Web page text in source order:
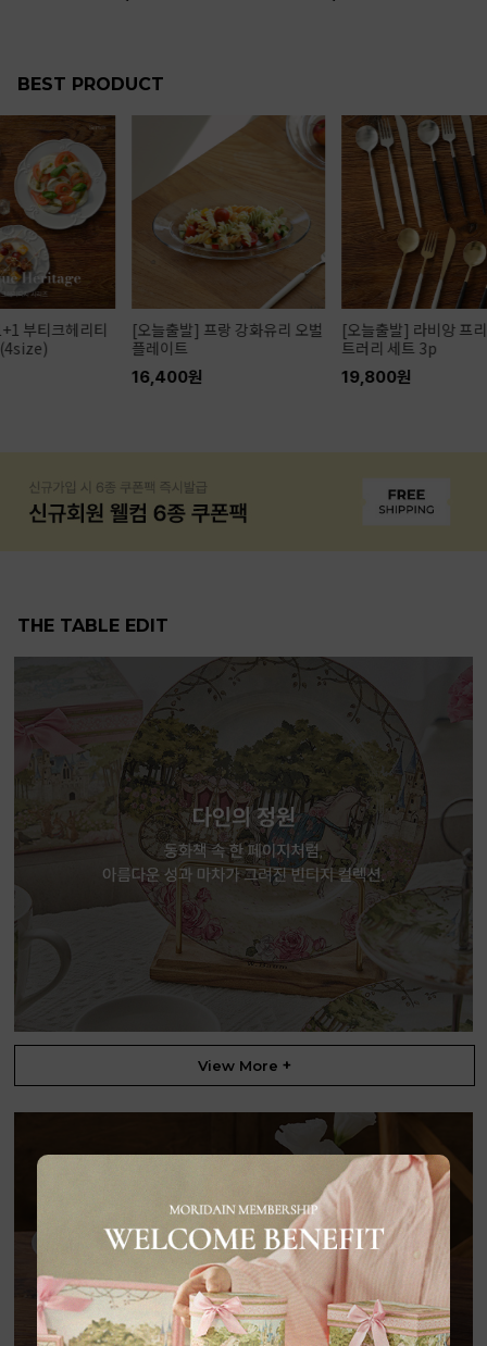
BEST PRODUCT
[오늘출발] 프랑 강화유리 오벌
플레이트
[오늘출발] 라비앙 프리미엄 커
[오늘
플레이
THE TABLE EDIT
View More +